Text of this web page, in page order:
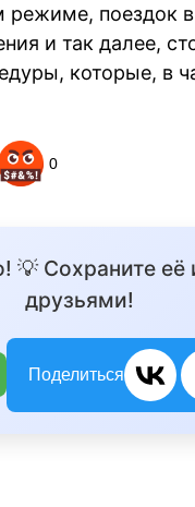
поездок
и так далее,
которые, в
0
💡 Сохраните её
друзьями!
Поделиться